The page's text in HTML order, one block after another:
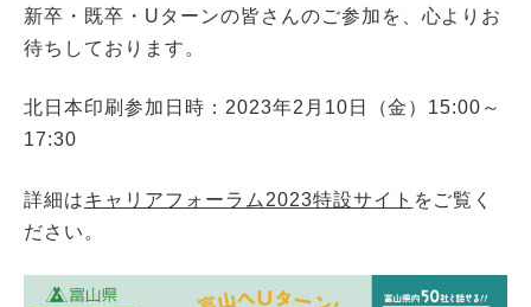
新卒・既卒・Uターンの皆さんのご参加を、心よりお
待ちしております。
北日本印刷参加日時：2023年2月10日（金）15:00～
17:30
詳細はキャリアフォーラム2023特設サイト をご覧く
ださい。